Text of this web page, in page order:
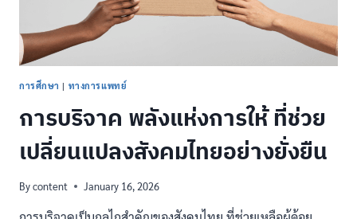
ตึง
การศึกษา | ทางการแพทย์
การบริจาค พลังแห่งการให้ ที่ช่วย
เปลี่ยนแปลงสังคมไทยอย่างยั่งยืน
Bycontent January 16, 2026